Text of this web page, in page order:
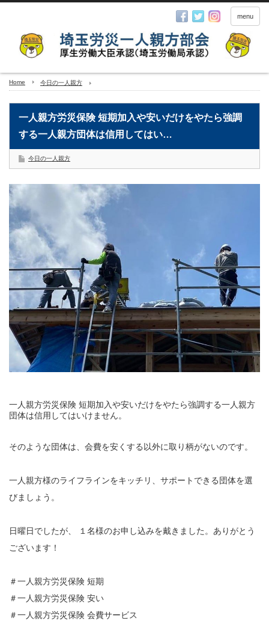
menu
Home 今日の一人親方
一人親方労災保険 短期加入や安いだけをやたら強調
する一人親方団体は信用してはい…
今日の一人親方
一人親方労災保険 短期加入や安いだけをやたら強調する一人親方
団体は信用してはいけません。
そのような団体は、会費を安くする以外に取り柄がないのです。
一人親方様のライフラインをキッチリ、サポートできる団体を選
びましょう。
日曜日でしたが、 １名様のお申し込みを戴きました。ありがとう
ございます！
＃一人親方労災保険 短期
＃一人親方労災保険 安い
＃一人親方労災保険 会費サービス